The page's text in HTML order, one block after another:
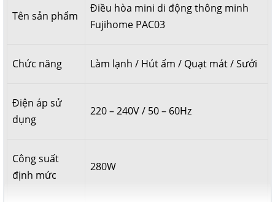
giải pháp hoàn hảo cho không gian sống, mang lại sự tiện lợi
và thoải mái tối đa cho người sử dụng.
Tên sản phẩm
Điều hòa mini di động thông minh
Fujihome PAC03
Chức năng Làm lạnh / Hút ẩm / Quạt mát / Sưởi
Điện áp sử
dụng
220 – 240V / 50 – 60Hz
Công suất
định mức
280W